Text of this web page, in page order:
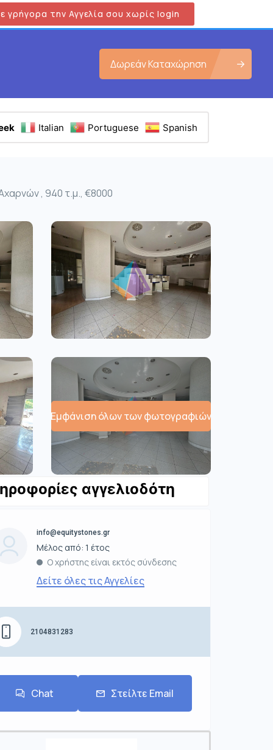
γρήγορα την Αγγελία σου χωρίς login
Δωρεάν Καταχώρηση
Italian Portuguese Spanish
, 940 τ.μ., €8000
Εμφάνιση όλων των φωτογραφιών
αγγελιοδότη
info@equitystones.gr
Μέλος από: 1 έτος
Ο χρήστης είναι εκτός σύνδεσης
Δείτε όλες τις Αγγελίες
2104831283
Chat Στείλτε Email